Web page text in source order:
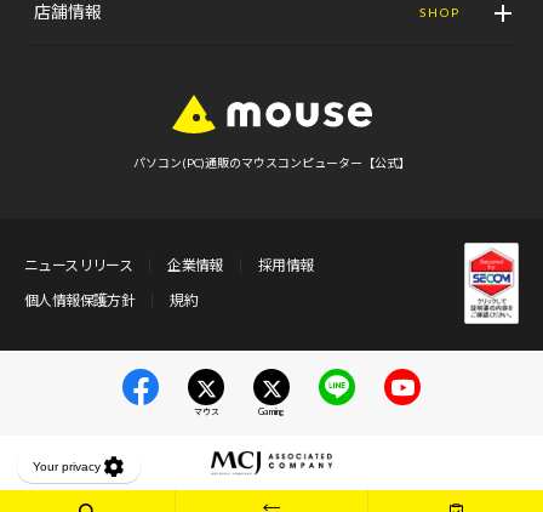
店舗情報 SHOP
パソコン(PC)通販のマウスコンピューター【公式】
ニュースリリース 企業情報
採用情報
個人情報保護方針
規約
マウス Gaming